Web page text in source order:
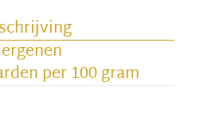
per 100 gram